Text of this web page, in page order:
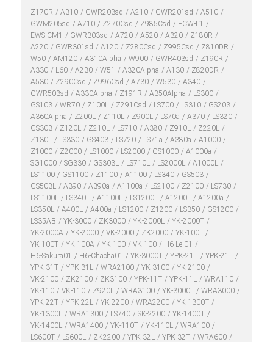
Z170R A310 GWR203sd A210 GWR201sd
A510
GWM205sd
A710 Z270Csd Z985Csd
FCW-L1
EWS-CM1
GWR303sd A720 A520 A320
Z180R
A220
GWR301sd A120 Z280Csd Z995Csd
Z810DR
W50
AM120 A310Alpha W900 GWR403sd
Z190R
A330
L60 A230 W51 A320Alpha A130
Z820DR
A530
Z290Csd Z996Csd A730 W530
A340
GWR503sd
A330Alpha Z191R A350Alpha
LS300
GS103
WR70 Z100L Z291Csd LS700 LS310
GS203
A360Alpha
Z200L Z110L Z900L LS70a A370
LS320
GS303
Z120L Z210L LS710 A380 Z910L
Z220L
Z130L
LS330 GS403 LS720 LS71a A380a
A1000
Z1000
Z2000 LS1000 LS2000 GS1000
A1000a
SG1000
SG330 GS303L LS710L LS2000L
A1000L
LS1100
GS1100 Z1100 A1100 LS340
GS503
GS503L
A390 A390a A1100a LS2100 Z2100
LS730
LS1100L
LS340L A1100L LS1200L A1200L
A1200a
LS350L
A400L A400a LS1200 Z1200 LS350
GS1200
LS35AB
YK-3000 ZK3000 YK-2000L
YK-2000T
YK-2000A
YK-2000 VK-2000 ZK2000
YK-100L
YK-100T
YK-100A YK-100 VK-100
H6-Lei01
H6-Sakura01
H6-Chacha01 YK-3000T YPK-21T
YPK-21L
YPK-31T
YPK-31L WRA2100 YK-3100
YK-2100
VK-2100
ZK2100 ZK3100 YPK-11T YPK-11L
WRA110
YK-110
VK-110 Z920L WRA3100 YK-3000L
WRA3000
YPK-22T
YPK-22L YK-2200 WRA2200
YK-1300T
YK-1300L
WRA1300 LS740 SK-2200
YK-1400T
YK-1400L
WRA1400 YK-110T YK-110L
WRA100
LS600T
LS600L ZK2200 YPK-32L YPK-32T
WRA600